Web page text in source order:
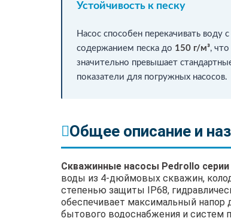
Устойчивость к песку
Насос способен перекачивать воду с
содержанием песка до 150 г/м³, что
значительно превышает
показатели для погружных насосов.
Общее описание и
Скважинные насосы Pedrollo серии
воды из 4-дюймовых скважин,
степенью защиты IP68,
обеспечивает максимальный напор
бытового водоснабжения и систем